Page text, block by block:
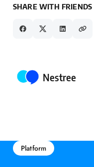
SHARE WITH FRIENDS
Posted by
Nestree
Platform